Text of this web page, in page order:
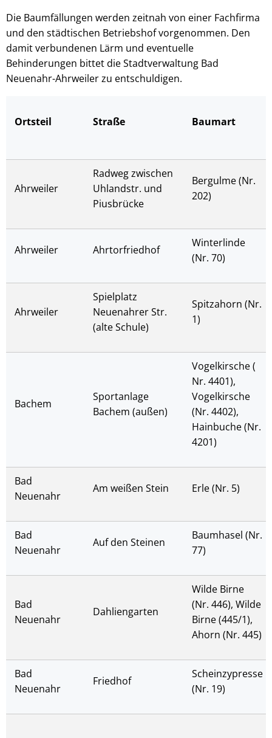
Die Baumfällungen werden zeitnah von einer Fachfirma
und den städtischen Betriebshof vorgenommen. Den
damit verbundenen Lärm und eventuelle
Behinderungen bittet die Stadtverwaltung Bad
Neuenahr-Ahrweiler zu entschuldigen.
Ortsteil Straße Baumart
Ahrweiler
Radweg zwischen
Uhlandstr. und
Piusbrücke
Bergulme (Nr.
202)
Ahrweiler Ahrtorfriedhof
Winterlinde
(Nr. 70)
Ahrweiler
Spielplatz
Neuenahrer Str.
(alte Schule)
Spitzahorn (Nr.
1)
Bachem
Sportanlage
Bachem (außen)
Vogelkirsche (
Nr. 4401),
Vogelkirsche
(Nr. 4402),
Hainbuche (Nr.
4201)
Bad
Neuenahr
Am weißen Stein Erle (Nr. 5)
Bad
Neuenahr
Auf den Steinen
Baumhasel (Nr.
77)
Bad
Neuenahr
Dahliengarten
Wilde Birne
(Nr. 446), Wilde
Birne (445/1),
Ahorn (Nr. 445)
Bad
Neuenahr
Friedhof
Scheinzypresse
(Nr. 19)